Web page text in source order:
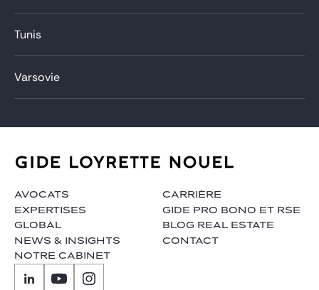
Tunis
Varsovie
AVOCATS
EXPERTISES
GLOBAL
NEWS & INSIGHTS
NOTRE CABINET
CARRIÈRE
GIDE PRO BONO ET RSE
BLOG REAL ESTATE
CONTACT